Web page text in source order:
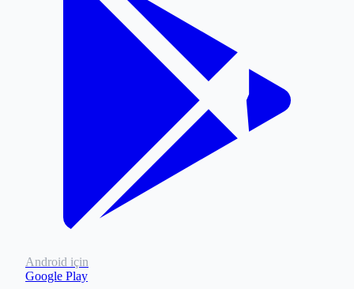
Android için
Google Play